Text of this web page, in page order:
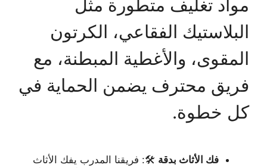
مواد تغليف متطورة مثل
البلاستيك الفقاعي، الكرتون
المقوى، والأغطية المبطنة، مع
فريق محترف يضمن الحماية في
كل خطوة.
فك الأثاث بدقة 🛠️: فريقنا المدرب يفك الأثاث